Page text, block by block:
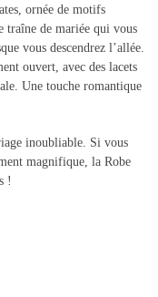
ornée de motifs
traîne de mariée qui vous
vous descendrez l’allée.
ouvert, avec des lacets
Une touche romantique
inoubliable. Si vous
magnifique, la Robe
!